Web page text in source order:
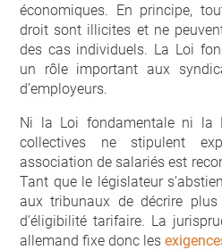
économiques. En principe,
droit sont illicites et ne
des cas individuels. La Loi
un rôle important aux
d’employeurs.
Ni la Loi fondamentale ni la
collectives ne stipulent
association de salariés est
Tant que le législateur
aux tribunaux de décrire
d’éligibilité tarifaire. La
allemand fixe donc les